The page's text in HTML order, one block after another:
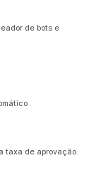
de bots e
taxa de aprovação.